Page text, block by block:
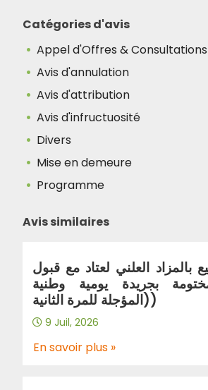
Catégories d'avis
Appel d'Offres & Consultations
Avis d'annulation
Avis d'attribution
Avis d'infructuosité
Divers
Mise en demeure
Programme
Avis similaires
بالمزاد العلني لعتاد مع قبول
بجريدة يومية وطنية
(المؤجلة للمرة الثانية)
9 Juil, 2026
En savoir plus »